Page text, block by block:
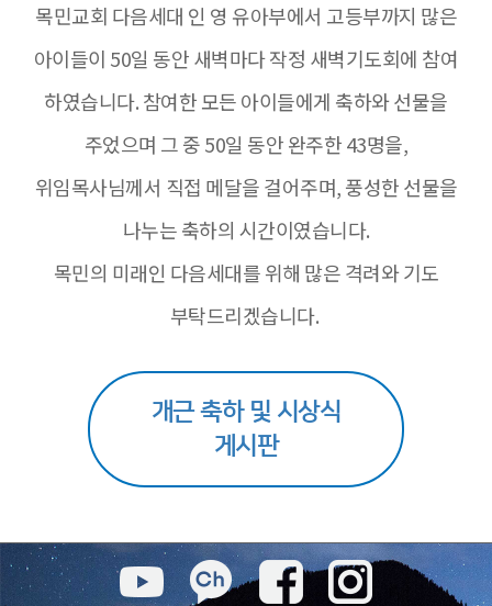
목민교회 다음세대 인 영 유아부에서 고등부까지 많은
아이들이 50일 동안 새벽마다 작정 새벽기도회에 참여
하였습니다. 참여한 모든 아이들에게 축하와 선물을
주었으며 그 중 50일 동안 완주한 43명을,
위임목사님께서 직접 메달을 걸어주며, 풍성한 선물을
나누는 축하의 시간이였습니다.
목민의 미래인 다음세대를 위해 많은 격려와 기도
부탁드리겠습니다.
개근 축하 및 시상식
게시판